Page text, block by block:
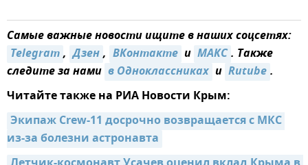
Самые важные новости ищите в наших соцсетях:
Telegram, Дзен, ВКонтакте и МАКС. Также
следите за нами в Одноклассниках и Rutube.
Читайте также на РИА Новости Крым:
Экипаж Crew-11 досрочно возвращается с МКС
из-за болезни астронавта